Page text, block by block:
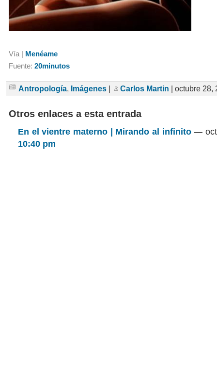
Vía |
Menéame
Fuente: 20minutos
Antropología, Imágenes Carlos Martin | octubre 28,
Otros enlaces a esta entrada
En el vientre materno | Mirando al infinito—
10:40 pm